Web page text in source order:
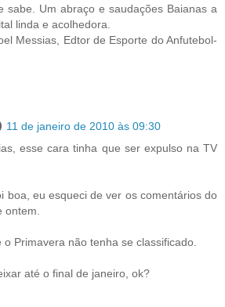
sabe. Um abraço e saudações Baianas a
linda e acolhedora.
Messias, Edtor de Esporte do Anfutebol-
11 de janeiro de 2010 às 09:30
esse cara tinha que ser expulso na TV
boa, eu esqueci de ver os comentários do
ontem.
o Primavera não tenha se classificado.
até o final de janeiro, ok?